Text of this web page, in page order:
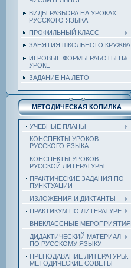
ВИДЫ РАЗБОРА НА УРОКАХ
РУССКОГО ЯЗЫКА
ПРОФИЛЬНЫЙ КЛАСС
ЗАНЯТИЯ ШКОЛЬНОГО КРУЖКА
ИГРОВЫЕ ФОРМЫ РАБОТЫ НА
УРОКЕ
ЗАДАНИЕ НА ЛЕТО
МЕТОДИЧЕСКАЯ КОПИЛКА
УЧЕБНЫЕ ПЛАНЫ
КОНСПЕКТЫ УРОКОВ
РУССКОГО ЯЗЫКА
КОНСПЕКТЫ УРОКОВ
РУССКОЙ ЛИТЕРАТУРЫ
ПРАКТИЧЕСКИЕ ЗАДАНИЯ ПО
ПУНКТУАЦИИ
ИЗЛОЖЕНИЯ И ДИКТАНТЫ
ПРАКТИКУМ ПО ЛИТЕРАТУРЕ
ВНЕКЛАССНЫЕ МЕРОПРИЯТИЯ
ДИДАКТИЧЕСКИЙ МАТЕРИАЛ
ПО РУССКОМУ ЯЗЫКУ
ПРЕПОДАВАНИЕ ЛИТЕРАТУРЫ.
МЕТОДИЧЕСКИЕ СОВЕТЫ